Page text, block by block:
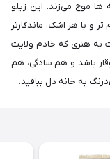
موج می‌زند. این زیلو
و با هر اشک، ماندگارتر
به هنری که خادم ولایت
باشد و هم سادگی، هم
به خانه دل ببافید.